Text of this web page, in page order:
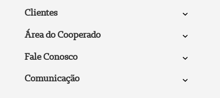
Clientes
Área do Cooperado
Fale Conosco
Comunicação